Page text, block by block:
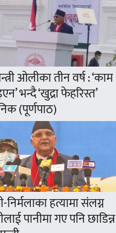
ओलीका तीन वर्ष : ‘काम
भन्दै ‘खुद्रा फेहरिस्त’
(पूर्णपाठ)
निर्मलाका हत्यामा संलग्न
पानीमा गए पनि छाडिन्न